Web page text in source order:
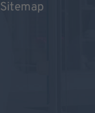
Sitemap